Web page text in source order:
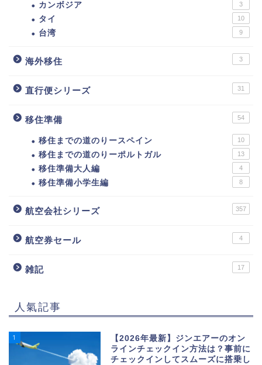
カンボジア 3
タイ 10
台湾 9
海外移住 3
直行便シリーズ 31
移住準備 54
移住までの道のりースペイン 10
移住までの道のりーポルトガル 13
移住準備大人編 4
移住準備小学生編 8
航空会社シリーズ 357
航空券セール 4
雑記 17
人氣記事
1
【2026年最新】ジンエアーのオン
ラインチェックイン方法は？事前に
チェックインしてスムーズに搭乗し